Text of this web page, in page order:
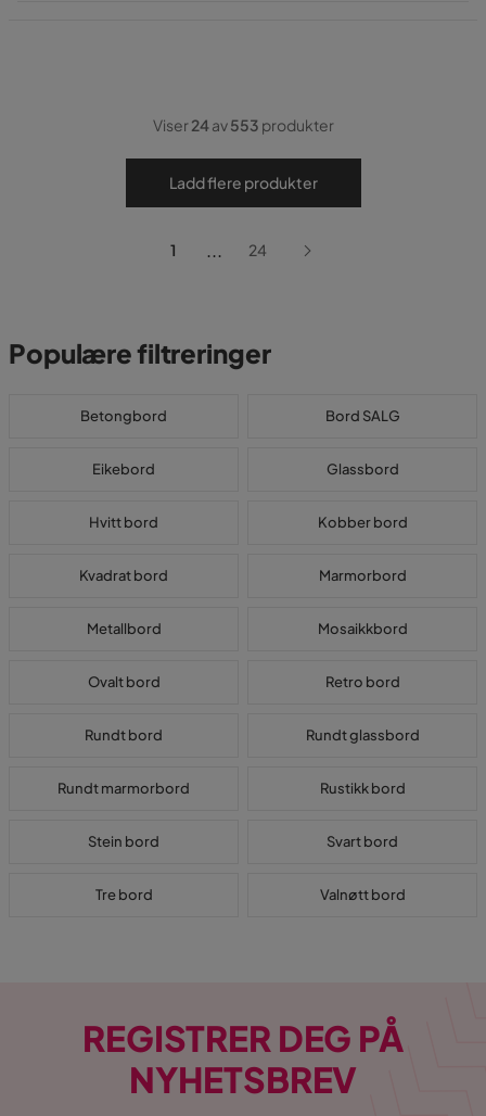
Viser24av553 produkter
Ladd flere produkter
1 ... 24
Populære filtreringer
Betongbord Bord SALG
Eikebord Glassbord
Hvitt bord Kobber bord
Kvadrat bord Marmorbord
Metallbord Mosaikkbord
Ovalt bord Retro bord
Rundt bord Rundt glassbord
Rundt marmorbord Rustikk bord
Stein bord Svart bord
Tre bord Valnøtt bord
REGISTRER DEG PÅ
NYHETSBREV